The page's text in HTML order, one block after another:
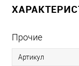
Прочие
Артикул